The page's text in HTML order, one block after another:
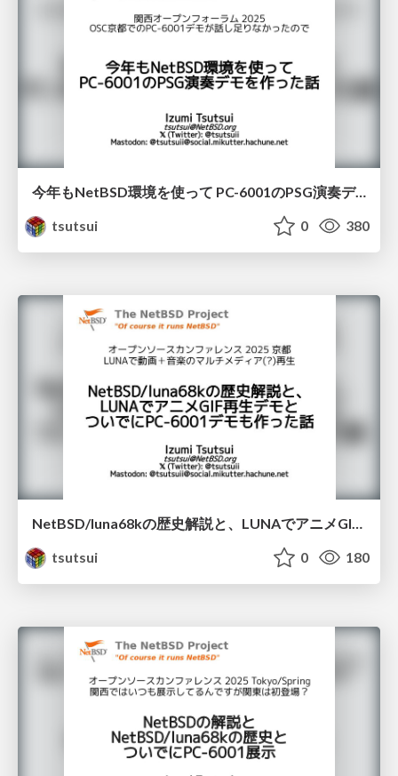
今年もNetBSD環境を使って PC-6001のPSG演奏デモを作った話 / KOF2025
tsutsui
0 380
tsutsui
0 180